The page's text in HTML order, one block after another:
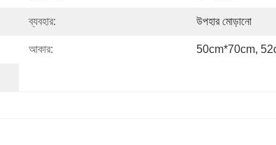
ব্যবহার: উপহার মোড়ানো
আকার: 50cm*70cm,